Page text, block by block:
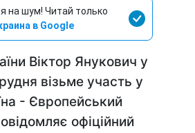
на шум! Читай только
в Google
Віктор Янукович у
візьме участь у
- Європейський
офіційний